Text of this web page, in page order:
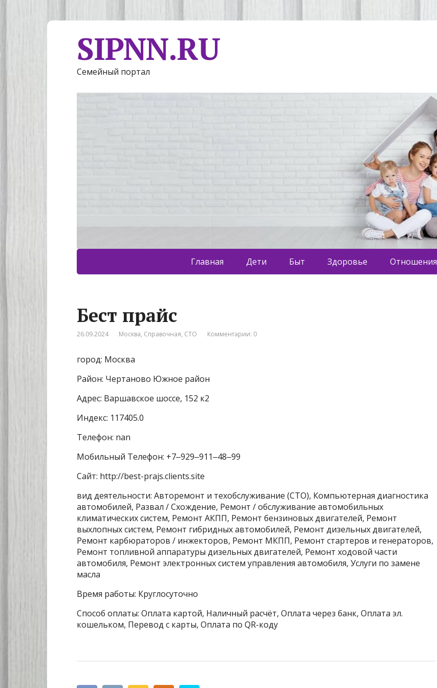
SIPNN.RU
Семейный портал
Главная Дети Быт Здоровье Отношения
Бест прайс
26.09.2024 Москва, Справочная, СТО Комментарии: 0
город: Москва
Район: Чертаново Южное район
Адрес: Варшавское шоссе, 152 к2
Индекс: 117405.0
Телефон: nan
Мобильный Телефон: +7‒929‒911‒48‒99
Сайт: http://best-prajs.clients.site
вид деятельности: Авторемонт и техобслуживание (СТО), Компьютерная диагностика
автомобилей, Развал / Схождение, Ремонт / обслуживание автомобильных
климатических систем, Ремонт АКПП, Ремонт бензиновых двигателей, Ремонт
выхлопных систем, Ремонт гибридных автомобилей, Ремонт дизельных двигателей,
Ремонт карбюраторов / инжекторов, Ремонт МКПП, Ремонт стартеров и генераторов,
Ремонт топливной аппаратуры дизельных двигателей, Ремонт ходовой части
автомобиля, Ремонт электронных систем управления автомобиля, Услуги по замене
масла
Время работы: Круглосуточно
Способ оплаты: Оплата картой, Наличный расчёт, Оплата через банк, Оплата эл.
кошельком, Перевод с карты, Оплата по QR-коду